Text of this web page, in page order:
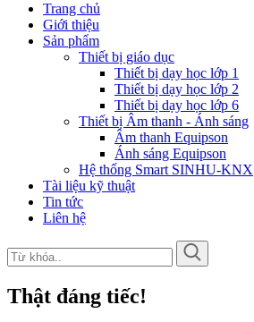
Trang chủ
Giới thiệu
Sản phẩm
Thiết bị giáo dục
Thiết bị dạy học lớp 1
Thiết bị dạy học lớp 2
Thiết bị dạy học lớp 6
Thiết bị Âm thanh - Ánh sáng
Âm thanh Equipson
Ánh sáng Equipson
Hệ thống Smart SINHU-KNX
Tài liệu kỹ thuật
Tin tức
Liên hệ
Thật đáng tiếc!